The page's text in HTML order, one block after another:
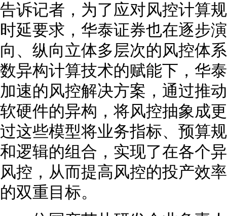
告诉记者，为了应对风控计算
时延要求，华泰证券也在逐步
向、纵向立体多层次的风控体
数异构计算技术的赋能下，华
加速的风控解决方案，通过推
软硬件的异构，将风控抽象成
过这些模型将业务指标、预算
和逻辑的组合，实现了在各个
风控，从而提高风控的投产效
的双重目标。